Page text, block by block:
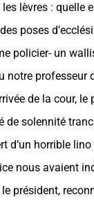
lèvres : quelle
poses
policier- un
notre professeur
de la cour,
de solennité
d’un horrible
nous avaient
président,